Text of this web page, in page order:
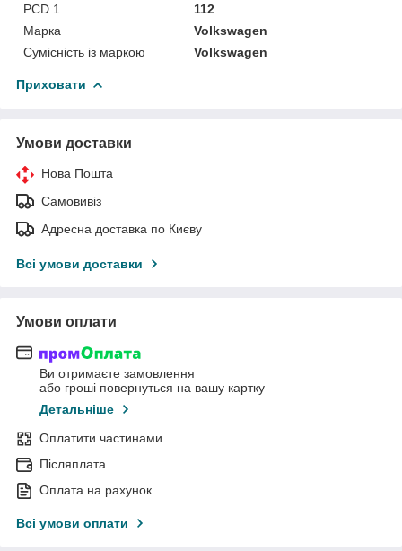
PCD 1
112
Марка
Volkswagen
Сумісність із маркою
Volkswagen
Приховати
Умови доставки
Нова Пошта
Самовивіз
Адресна доставка по Києву
Всі умови доставки
Умови оплати
Ви отримаєте замовлення
або гроші повернуться на вашу картку
Детальніше
Оплатити частинами
Післяплата
Оплата на рахунок
Всі умови оплати